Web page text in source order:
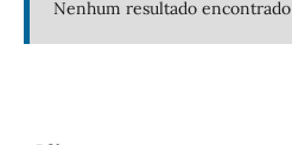
Nenhum resultado encontrado